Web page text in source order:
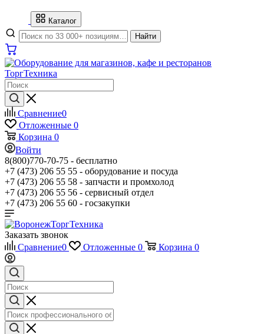
Каталог
Найти
Сравнение0
Отложенные 0
Корзина 0
Войти
8(800)770-70-75 - бесплатно
+7 (473) 206 55 55 - оборудование и посуда
+7 (473) 206 55 58 - запчасти и промхолод
+7 (473) 206 55 56 - сервисный отдел
+7 (473) 206 55 60 - госзакупки
Заказать звонок
Сравнение0 Отложенные 0 Корзина 0